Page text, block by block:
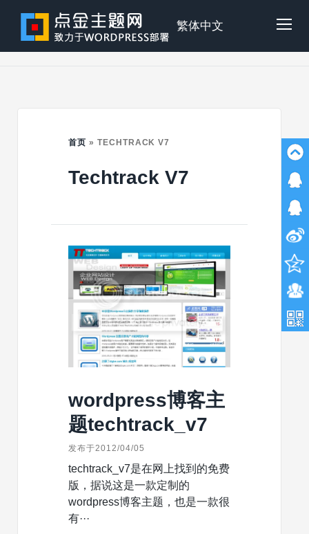
content
点
题
繁体中文
首页 » TECHTRACK V7
Techtrack V7
wordpress博客主
题techtrack_v7
发布于2012/04/05
techtrack_v7是在网上找到的免费
版，据说这是一款定制的
wordpress博客主题，也是一款很
有···